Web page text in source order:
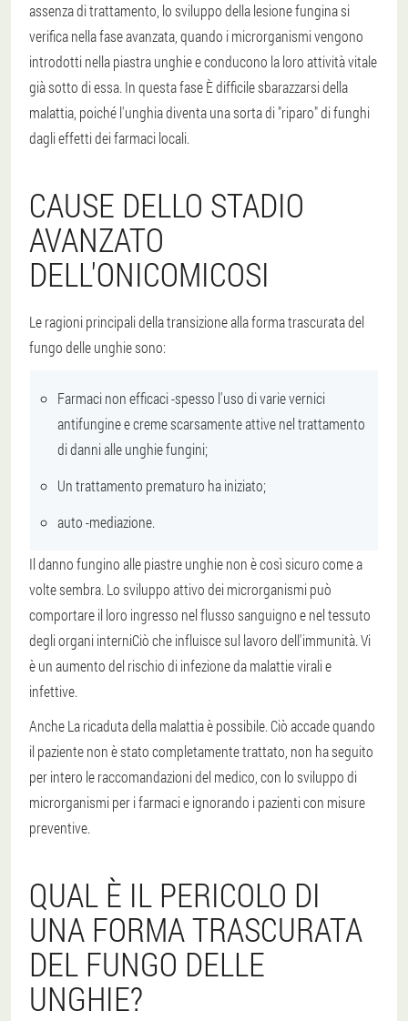
assenza di trattamento, lo sviluppo della lesione fungina si
verifica nella fase avanzata , quando i microrganismi vengono
introdotti nella piastra unghie e conducono la loro attività vitale
già sotto di essa. In questa faseÈ difficile sbarazzarsi della
malattia , poiché l'unghia diventa una sorta di "riparo" di funghi
dagli effetti dei farmaci locali.
CAUSE DELLO STADIO
AVANZATO
DELL'ONICOMICOSI
Le ragioni principali della transizione alla forma trascurata del
fungo delle unghie sono:
Farmaci non efficaci -spesso l'uso di varie vernici
antifungine e creme scarsamente attive nel trattamento
di danni alle unghie fungini;
Un trattamento prematuro ha iniziato;
auto -mediazione.
Il danno fungino alle piastre unghie non è così sicuro come a
volte sembra. Lo sviluppo attivo dei microrganismi può
comportare il loro ingresso nel flusso sanguigno e nel tessuto
degli organi interniCiò che influisce sul lavoro dell'immunità. Vi
è un aumento del rischio di infezione da malattie virali e
infettive.
AncheLa ricaduta della malattia è possibile. Ciò accade quando
il paziente non è stato completamente trattato, non ha seguito
per intero le raccomandazioni del medico, con lo sviluppo di
microrganismi per i farmaci e ignorando i pazienti con misure
preventive.
QUAL È IL PERICOLO DI
UNA FORMA TRASCURATA
DEL FUNGO DELLE
UNGHIE?